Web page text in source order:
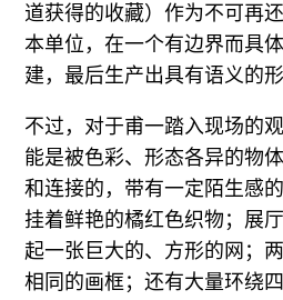
道获得的收藏）作为不可再
本单位，在一个有边界而具
建，最后生产出具有语义的形
不过，对于甫一踏入现场的
能是被色彩、形态各异的物
和连接的，带有一定陌生感
挂着鲜艳的橘红色织物；展
起一张巨大的、方形的网；
相同的画框；还有大量环绕